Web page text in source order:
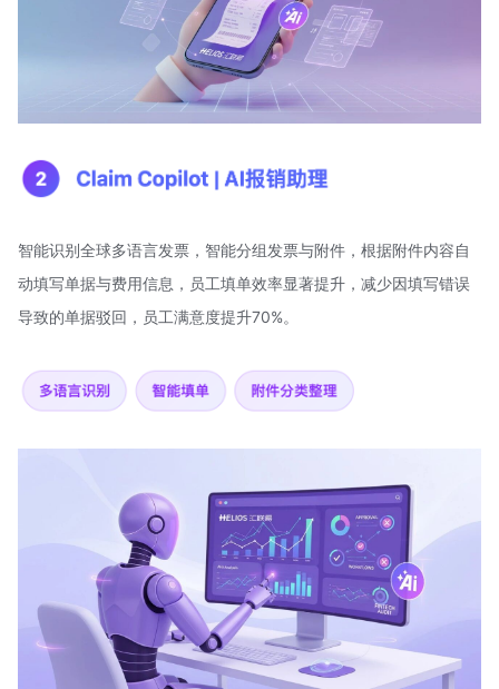
智能识别全球多语言发票，智能分组发票与附件，根据附件内容自
动填写单据与费用信息，员工填单效率显著提升，减少因填写错误
导致的单据驳回，员工满意度提升70%。